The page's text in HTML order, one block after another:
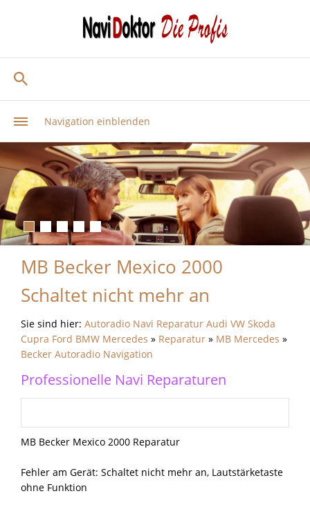
Navigation einblenden
MB Becker Mexico 2000
Schaltet nicht mehr an
Sie sind hier: Autoradio Navi Reparatur Audi VW Skoda
Cupra Ford BMW Mercedes » Reparatur » MB Mercedes »
Becker Autoradio Navigation
Professionelle Navi Reparaturen
MB Becker Mexico 2000 Reparatur
Fehler am Gerät: Schaltet nicht mehr an, Lautstärketaste
ohne Funktion